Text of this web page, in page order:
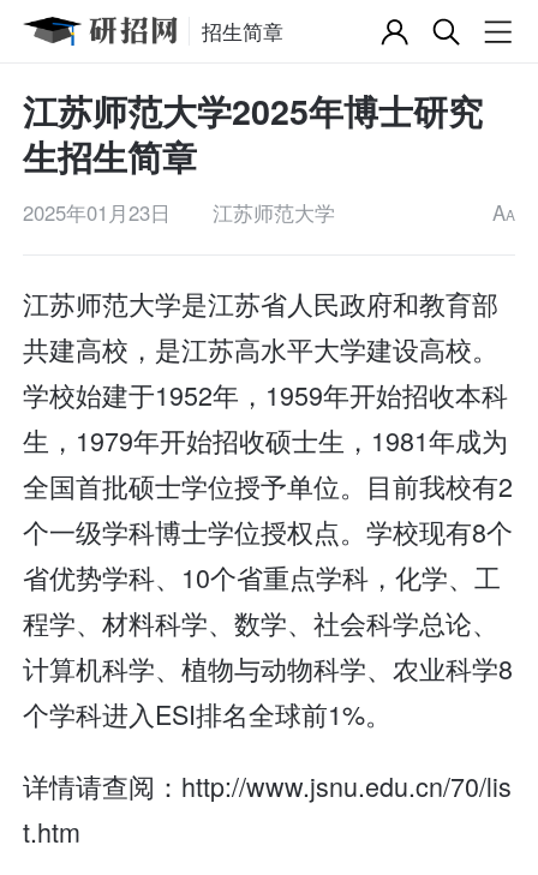
招生简章
江苏师范大学2025年博士研究
生招生简章
2025年01月23日 江苏师范大学 AA
江苏师范大学是江苏省人民政府和教育部
共建高校，是江苏高水平大学建设高校。
学校始建于1952年，1959年开始招收本科
生，1979年开始招收硕士生，1981年成为
全国首批硕士学位授予单位。目前我校有2
个一级学科博士学位授权点。学校现有8个
省优势学科、10个省重点学科，化学、工
程学、材料科学、数学、社会科学总论、
计算机科学、植物与动物科学、农业科学8
个学科进入ESI排名全球前1%。
详情请查阅：http://www.jsnu.edu.cn/70/lis
t.htm